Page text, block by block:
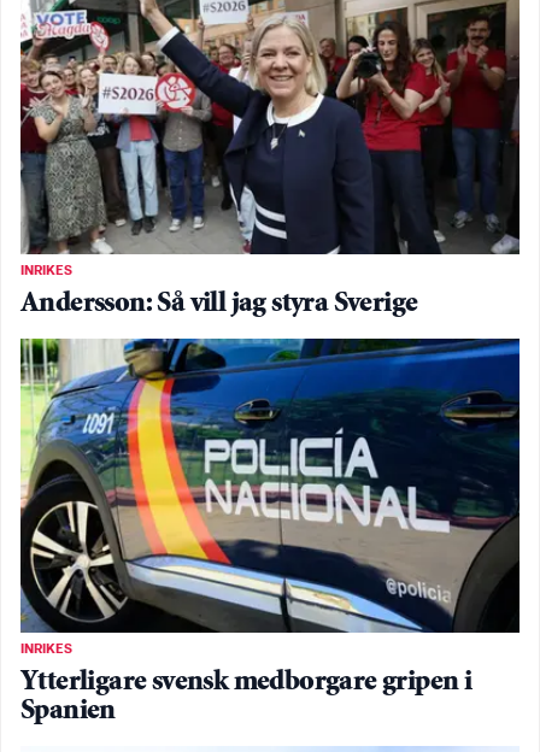
INRIKES
Andersson: Så vill jag styra Sverige
INRIKES
Ytterligare svensk medborgare gripen i
Spanien